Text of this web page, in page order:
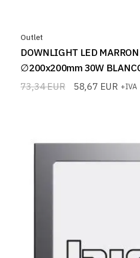
Outlet
DOWNLIGHT LED
∅200x200mm 30W
73,34EUR
El 58,67 EUR
El +IVA